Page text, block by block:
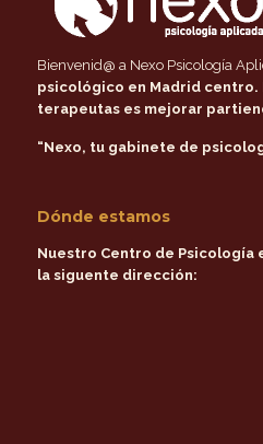
Bienvenid@ a Nexo Psicología
psicológico en Madrid centro.
terapeutas es mejorar
“Nexo, tu gabinete de
Dónde estamos
Nuestro Centro de Psicología
la siguente dirección: